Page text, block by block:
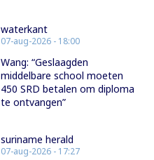
waterkant
07-aug-2026 - 18:00
Wang: “Geslaagden
middelbare school moeten
450 SRD betalen om diploma
te ontvangen”
suriname herald
07-aug-2026 - 17:27